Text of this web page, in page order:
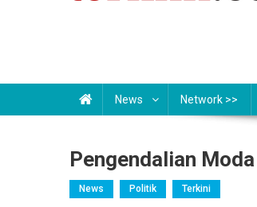
News Network >>
Pengendalian
News Politik Terkini